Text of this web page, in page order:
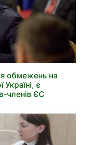
обмежень на
є
членів ЄС